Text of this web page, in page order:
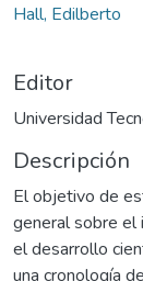
Hall, Edilberto
Editor
Universidad
Descripción
El objetivo de
general sobre el
el desarrollo
una cronología